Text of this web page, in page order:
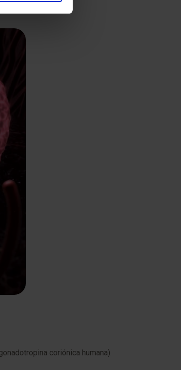
coriónica humana).